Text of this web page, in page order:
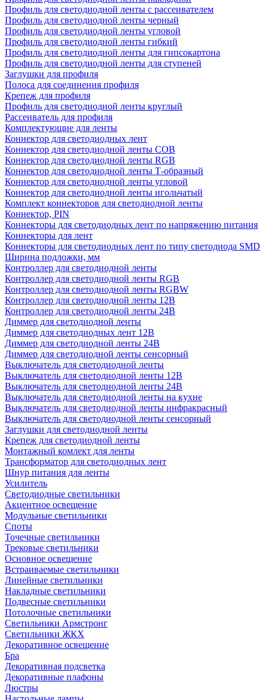
Профиль для светодиодной ленты с рассеивателем
Профиль для светодиодной ленты черный
Профиль для светодиодной ленты угловой
Профиль для светодиодной ленты гибкий
Профиль для светодиодной ленты для гипсокартона
Профиль для светодиодной ленты для ступеней
Заглушки для профиля
Полоса для соединения профиля
Крепеж для профиля
Профиль для светодиодной ленты круглый
Рассеиватель для профиля
Комплектующие для ленты
Коннектор для светодиодных лент
Коннектор для светодиодной ленты COB
Коннектор для светодиодной ленты RGB
Коннектор для светодиодной ленты Т-образный
Коннектор для светодиодной ленты угловой
Коннектор для светодиодной ленты игольчатый
Комплект коннекторов для светодиодной ленты
Коннектор, PIN
Коннекторы для светодиодных лент по напряжению питания
Коннекторы для лент
Коннекторы для светодиодных лент по типу светодиода SMD
Ширина подложки, мм
Контроллер для светодиодной ленты
Контроллер для светодиодной ленты RGB
Контроллер для светодиодной ленты RGBW
Контроллер для светодиодной ленты 12В
Контроллер для светодиодной ленты 24В
Диммер для светодиодной ленты
Диммер для светодиодных лент 12В
Диммер для светодиодной ленты 24В
Диммер для светодиодной ленты сенсорный
Выключатель для светодиодной ленты
Выключатель для светодиодной ленты 12В
Выключатель для светодиодной ленты 24В
Выключатель для светодиодной ленты на кухне
Выключатель для светодиодной ленты инфракрасный
Выключатель для светодиодной ленты сенсорный
Заглушки для светодиодной ленты
Крепеж для светодиодной ленты
Монтажный комлект для ленты
Трансформатор для светодиодных лент
Шнур питания для ленты
Усилитель
Светодиодные светильники
Акцентное освещение
Модульные светильники
Споты
Точечные светильники
Трековые светильники
Основное освещение
Встраиваемые светильники
Линейные светильники
Накладные светильники
Подвесные светильники
Потолочные светильники
Светильники Армстронг
Светильники ЖКХ
Декоративное освещение
Бра
Декоративная подсветка
Декоративные плафоны
Люстры